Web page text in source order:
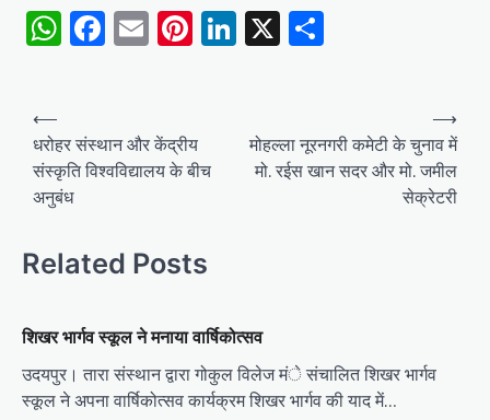
WhatsApp
Facebook
EmailPinterest
LinkedIn
X
Post
navigation
⟵
धरोहर संस्थान और केंद्रीय
संस्कृति विश्वविद्यालय के बीच
अनुबंध
मोहल्ला नूरनगरी कमेटी के चुनाव में
मो. रईस खान सदर और मो. जमील
सेक्रेटरी
⟶
Related Posts
शिखर भार्गव स्कूल ने मनाया वार्षिकोत्सव
उदयपुर। तारा संस्थान द्वारा गोकुल विलेज मंे संचालित शिखर भार्गव
स्कूल ने अपना वार्षिकोत्सव कार्यक्रम शिखर भार्गव की याद में…